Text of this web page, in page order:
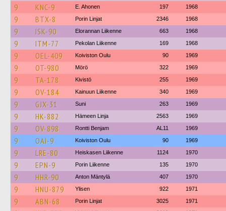
9 KNC-9 E. Ahonen 197 1968
9 BTX-8 Porin Linjat 2346 1968
9 ISK-90 Elorannan Liikenne 663 1968
9 ITM-77 Pekolan Liikenne 169 1968
9 OEL-409 Koiviston Oulu 90 1969
9 OT-980 Mörö 322 1969
9 TA-178 Kivistö 255 1969
9 OV-184 Kainuun Liikenne 340 1969
9 GJX-31 Suni 263 1969
9 HK-882 Hämeen Linja 2563 1969
9 OV-898 Rontti Benjam AL11 1969
9 OAI-9 Koiviston Oulu 90 1969
9 LRE-80 Heiskasen Liikenne 1124 1970
9 EPN-9 Porin Liikenne 135 1970
9 HHR-90 Anton Mäntylä 407 1970
9 HNU-879 Ylisen 922 1971
9 ABN-68 Porin Linjat 3025 1971